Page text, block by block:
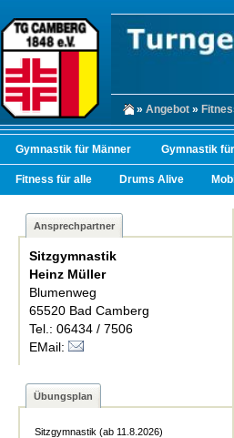
» Angebot »
Gymnastik für Männer Gymnastik
Fitness für alle Drums Alive
Ansprechpartner
Sitzgymnastik
Heinz Müller
Blumenweg
65520 Bad Camberg
Tel.: 06434 / 7506
EMail:
Übungsplan
Sitzgymnastik (ab 11.8.2026)